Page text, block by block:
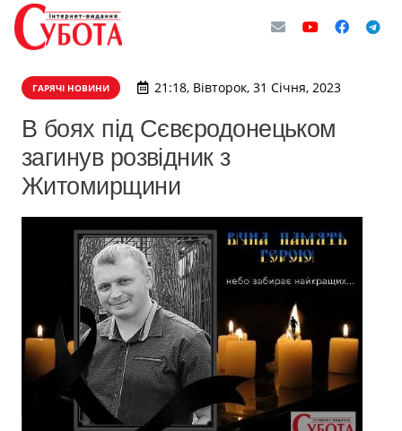
ГАРЯЧІ НОВИНИ 21:18, Вівторок, 31 Січня, 2023
В боях під Сєвєродонецьком
загинув розвідник з
Житомирщини